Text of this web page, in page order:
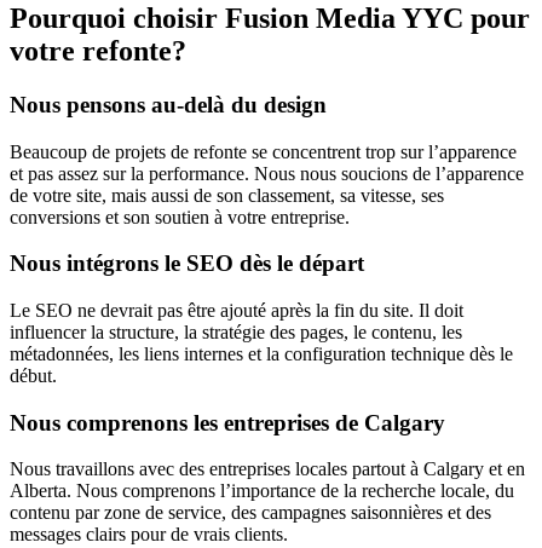
Pourquoi choisir Fusion Media YYC pour
votre refonte?
Nous pensons au-delà du design
Beaucoup de projets de refonte se concentrent trop sur l’apparence
et pas assez sur la performance. Nous nous soucions de l’apparence
de votre site, mais aussi de son classement, sa vitesse, ses
conversions et son soutien à votre entreprise.
Nous intégrons le SEO dès le départ
Le SEO ne devrait pas être ajouté après la fin du site. Il doit
influencer la structure, la stratégie des pages, le contenu, les
métadonnées, les liens internes et la configuration technique dès le
début.
Nous comprenons les entreprises de Calgary
Nous travaillons avec des entreprises locales partout à Calgary et en
Alberta. Nous comprenons l’importance de la recherche locale, du
contenu par zone de service, des campagnes saisonnières et des
messages clairs pour de vrais clients.